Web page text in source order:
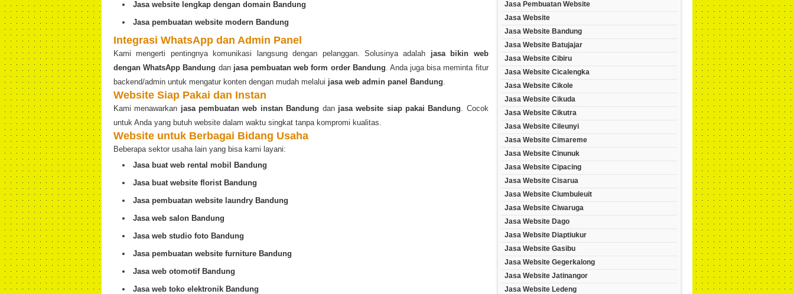
Jasa website lengkap dengan domain Bandung
Jasa pembuatan website modern Bandung
Integrasi WhatsApp dan Admin Panel
Kami mengerti pentingnya komunikasi langsung dengan pelanggan. Solusinya adalah jasa bikin web
dengan WhatsApp Bandung dan jasa pembuatan web form order Bandung . Anda juga bisa meminta fitur
backend/admin untuk mengatur konten dengan mudah melalui jasa web admin panel Bandung
Website Siap Pakai dan Instan
Kami menawarkan jasa pembuatan web instan Bandung dan jasa website siap pakai Bandung . Cocok
untuk Anda yang butuh website dalam waktu singkat tanpa kompromi kualitas.
Website untuk Berbagai Bidang Usaha
Beberapa sektor usaha lain yang bisa kami layani:
Jasa buat web rental mobil Bandung
Jasa buat website florist Bandung
Jasa pembuatan website laundry Bandung
Jasa web salon Bandung
Jasa web studio foto Bandung
Jasa pembuatan website furniture Bandung
Jasa web otomotif Bandung
Jasa web toko elektronik Bandung
Jasa Pembuatan Website
Jasa Website
Jasa Website Bandung
Jasa Website Batujajar
Jasa Website Cibiru
Jasa Website Cicalengka
Jasa Website Cikole
Jasa Website Cikuda
Jasa Website Cikutra
Jasa Website Cileunyi
Jasa Website Cimareme
Jasa Website Cinunuk
Jasa Website Cipacing
Jasa Website Cisarua
Jasa Website Ciumbuleuit
Jasa Website Ciwaruga
Jasa Website Dago
Jasa Website Diaptiukur
Jasa Website Gasibu
Jasa Website Gegerkalong
Jasa Website Jatinangor
Jasa Website Ledeng